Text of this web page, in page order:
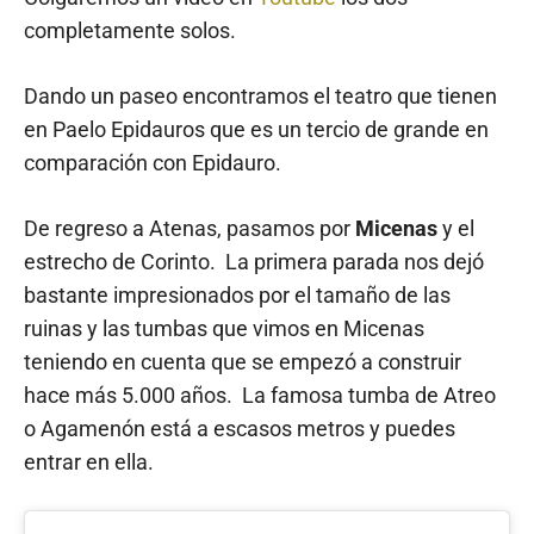
completamente solos.
Dando un paseo encontramos el teatro que tienen
en Paelo Epidauros que es un tercio de grande en
comparación con Epidauro.
De regreso a Atenas, pasamos por Micenasy el
estrecho de Corinto. La primera parada nos dejó
bastante impresionados por el tamaño de las
ruinas y las tumbas que vimos en Micenas
teniendo en cuenta que se empezó a construir
hace más 5.000 años. La famosa tumba de Atreo
o Agamenón está a escasos metros y puedes
entrar en ella.